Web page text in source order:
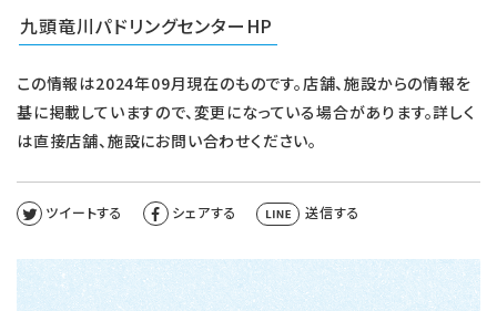
九頭竜川パドリングセンターHP
この情報は2024年09月現在のものです。店舗、施設からの情報を
基に掲載していますので、変更になっている場合があります。詳しく
は直接店舗、施設にお問い合わせください。
ツイートする シェアする 送信する